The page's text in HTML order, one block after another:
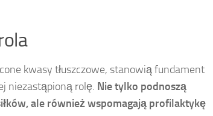
kwasy tłuszczowe, stanowią fundament
niezastąpioną rolę. Nie tylko podnoszą
ale również wspomagają profilaktykę